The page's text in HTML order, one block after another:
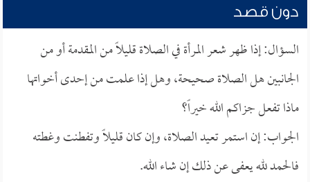
دون قصد
السؤال: إذا ظهر شعر المرأة في الصلاة قليلاً من المقدمة أو من
الجانبين هل الصلاة صحيحة، وهل إذا علمت من إحدى أخواتها
ماذا تفعل جزاكم الله خيراً؟
الجواب: إن استمر تعيد الصلاة، وإن كان قليلاً وتفطنت وغطته
فالحمد لله يعفى عن ذلك إن شاء الله.